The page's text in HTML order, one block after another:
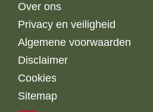
Over ons
Privacy en veiligheid
Algemene voorwaarden
Disclaimer
Cookies
Sitemap